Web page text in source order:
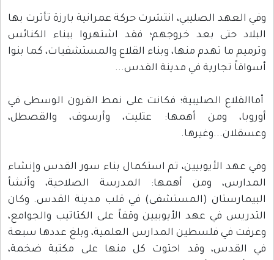
وفي العهد الصليبي، انتشرت حركة عمرانية بارزة تأثرت بها
البلاد حتى بعد خروجهم؛ فقد اشتهروا ببناء الكنائس
وترميم ما تهدم منها، وبناء القلاع والمستشفيات، كما بنوا
أسواقاً تجارية في مدينة القدس...
أماالقلاع الصليبية؛ فكانت على نمط القرون الوسطى في
أوروبا، ومن أهمها: عتليت، وأرسوف، والقصطل،
وعسقلان...وغيرها.
وفي عهد الأيوبيين، تم استكمال بناء سور القدس وإنشاء
المدارس، ومن أهمها: المدرسة الصلاحية، وأنشأ
البيمارستان (المستشفى) في قلب مدينة القدس. وكان
التدريس في عهد الأيوبيين وقفاً على الكتاتيب والجوامع،
وعرفت في فلسطين المدارس العلمية، وبلغ عددها سبعة
في القدس، وقد احتوت كل منها على مكتبة ضخمة،